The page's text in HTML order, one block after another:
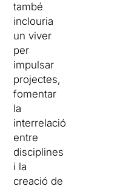
també
inclouria
un viver
per
impulsar
projectes,
fomentar
la
interrelació
entre
disciplines
i la
creació de